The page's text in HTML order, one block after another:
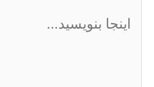
اینجا
بنویسید…